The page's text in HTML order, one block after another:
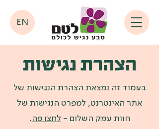
EN
הצהרת נגישות
בעמוד זה נמצאת הצהרת הנגישות של
אתר האינטרנט, למפרט הנגישות של
חוות עמק השלום - לחצו פה .